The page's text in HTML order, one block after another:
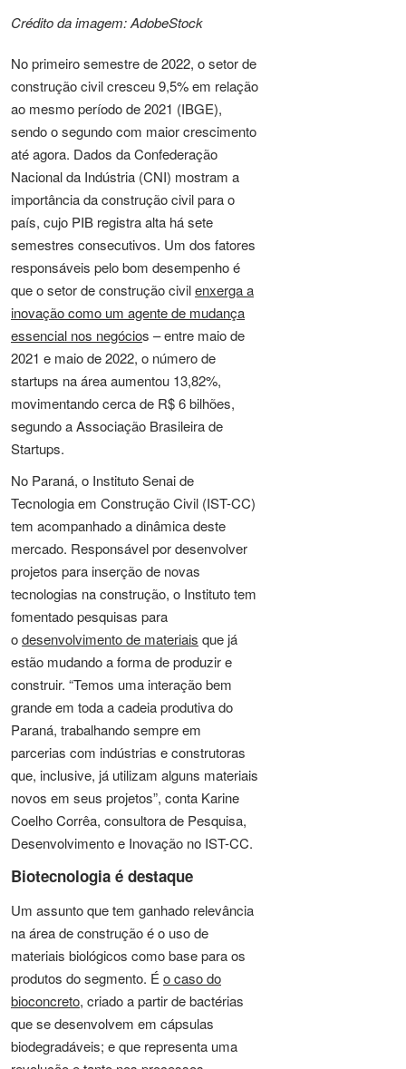
Crédito da imagem: AdobeStock
No primeiro semestre de 2022, o setor de
construção civil cresceu 9,5% em relação
ao mesmo período de 2021 (IBGE),
sendo o segundo com maior crescimento
até agora. Dados da Confederação
Nacional da Indústria (CNI) mostram a
importância da construção civil para o
país, cujo PIB registra alta há sete
semestres consecutivos. Um dos fatores
responsáveis pelo bom desempenho é
que o setor de construção civilenxerga a
inovação como um agente de mudança
essencial nos negócios – entre maio de
2021 e maio de 2022, o número de
startups na área aumentou 13,82%,
movimentando cerca de R$ 6 bilhões,
segundo a Associação Brasileira de
Startups.
No Paraná, o Instituto Senai de
Tecnologia em Construção Civil (IST-CC)
tem acompanhado a dinâmica deste
mercado. Responsável por desenvolver
projetos para inserção de novas
tecnologias na construção, o Instituto tem
fomentado pesquisas para
odesenvolvimento de materiais que já
estão mudando a forma de produzir e
construir. “Temos uma interação bem
grande em toda a cadeia produtiva do
Paraná, trabalhando sempre em
parcerias com indústrias e construtoras
que, inclusive, já utilizam alguns materiais
novos em seus projetos”, conta Karine
Coelho Corrêa, consultora de Pesquisa,
Desenvolvimento e Inovação no IST-CC.
Biotecnologia é destaque
Um assunto que tem ganhado relevância
na área de construção é o uso de
materiais biológicos como base para os
produtos do segmento. É o caso do
bioconcreto, criado a partir de bactérias
que se desenvolvem em cápsulas
biodegradáveis; e que representa uma